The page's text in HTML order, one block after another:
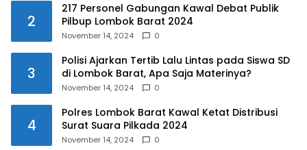
2
217 Personel Gabungan Kawal Debat Publik
Pilbup Lombok Barat 2024
November 14, 2024 0
3
Polisi Ajarkan Tertib Lalu Lintas pada Siswa SD
di Lombok Barat, Apa Saja Materinya?
November 14, 2024 0
4
Polres Lombok Barat Kawal Ketat Distribusi
Surat Suara Pilkada 2024
November 14, 2024 0